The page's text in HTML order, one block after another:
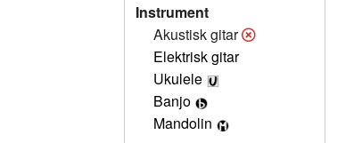
Instrument
Akustisk gitar
Elektrisk gitar
Ukulele
Banjo
Mandolin